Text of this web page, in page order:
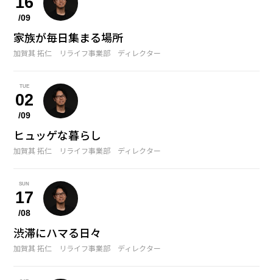
/09
家族が毎日集まる場所
加賀其 拓仁 リライフ事業部 ディレクター
TUE
02
/09
ヒュッゲな暮らし
加賀其 拓仁 リライフ事業部 ディレクター
SUN
17
/08
渋滞にハマる日々
加賀其 拓仁 リライフ事業部 ディレクター